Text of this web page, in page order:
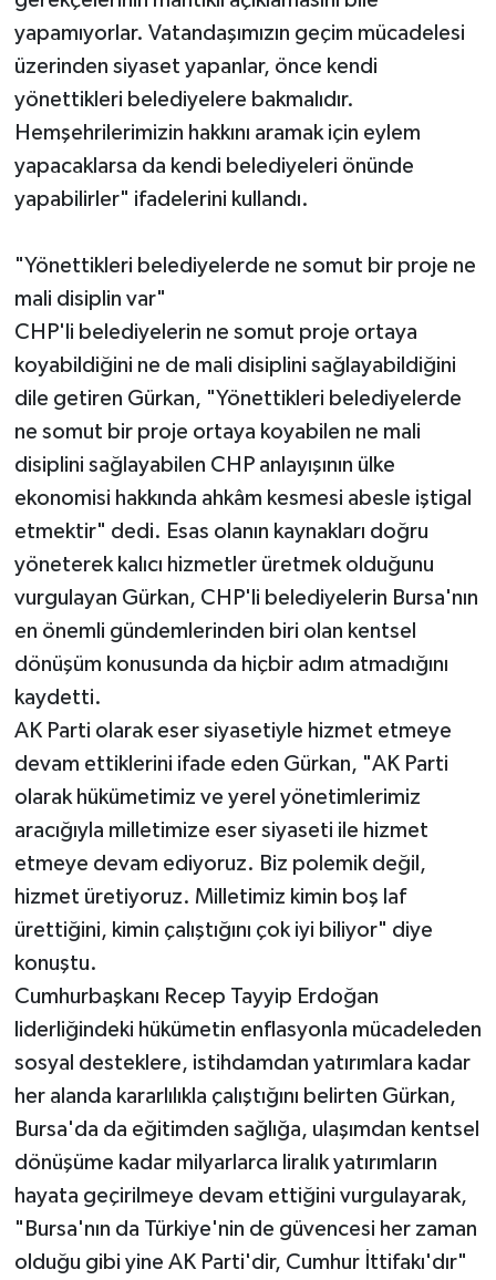
yapamıyorlar. Vatandaşımızın geçim mücadelesi
üzerinden siyaset yapanlar, önce kendi
yönettikleri belediyelere bakmalıdır.
Hemşehrilerimizin hakkını aramak için eylem
yapacaklarsa da kendi belediyeleri önünde
yapabilirler" ifadelerini kullandı.
"Yönettikleri belediyelerde ne somut bir proje ne
mali disiplin var"
CHP'li belediyelerin ne somut proje ortaya
koyabildiğini ne de mali disiplini sağlayabildiğini
dile getiren Gürkan, "Yönettikleri belediyelerde
ne somut bir proje ortaya koyabilen ne mali
disiplini sağlayabilen CHP anlayışının ülke
ekonomisi hakkında ahkâm kesmesi abesle iştigal
etmektir" dedi. Esas olanın kaynakları doğru
yöneterek kalıcı hizmetler üretmek olduğunu
vurgulayan Gürkan, CHP'li belediyelerin Bursa'nın
en önemli gündemlerinden biri olan kentsel
dönüşüm konusunda da hiçbir adım atmadığını
kaydetti.
AK Parti olarak eser siyasetiyle hizmet etmeye
devam ettiklerini ifade eden Gürkan, "AK Parti
olarak hükümetimiz ve yerel yönetimlerimiz
aracığıyla milletimize eser siyaseti ile hizmet
etmeye devam ediyoruz. Biz polemik değil,
hizmet üretiyoruz. Milletimiz kimin boş laf
ürettiğini, kimin çalıştığını çok iyi biliyor" diye
konuştu.
Cumhurbaşkanı Recep Tayyip Erdoğan
liderliğindeki hükümetin enflasyonla mücadeleden
sosyal desteklere, istihdamdan yatırımlara kadar
her alanda kararlılıkla çalıştığını belirten Gürkan,
Bursa'da da eğitimden sağlığa, ulaşımdan kentsel
dönüşüme kadar milyarlarca liralık yatırımların
hayata geçirilmeye devam ettiğini vurgulayarak,
"Bursa'nın da Türkiye'nin de güvencesi her zaman
olduğu gibi yine AK Parti'dir, Cumhur İttifakı'dır"